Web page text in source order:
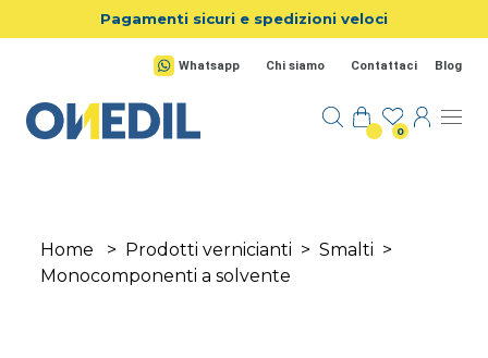
Salta al contenuto principale
Pagamenti sicuri e spedizioni veloci
Whatsapp Chi siamo Contattaci Blog
0
Home > Prodotti vernicianti > Smalti >
Monocomponenti a solvente